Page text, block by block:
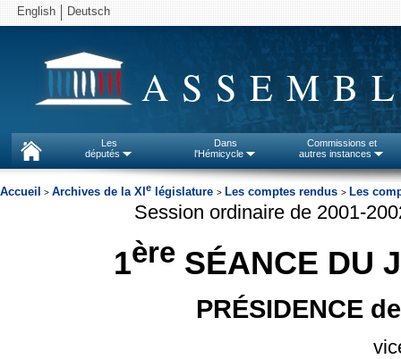
English Deutsch
Les
députés
Dans
l'Hémicycle
Commissions et
autres instances
Accueil > Archives de la XI e législature > Les comptes rendus > Les
Session ordinaire de 2001-
1ère SÉANCE DU
PRÉSIDENCE